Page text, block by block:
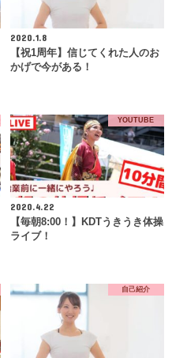
2020.1.8
【祝1周年】信じてくれた人のお
かげで今がある！
YOUTUBE
2020.4.22
【毎朝8:00！】KDTうきうき体操
ライブ！
自己紹介